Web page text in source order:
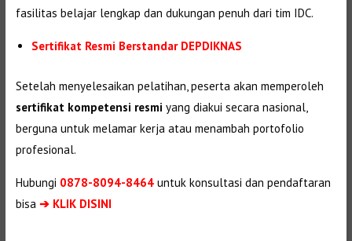
fasilitas belajar lengkap dan dukungan penuh dari tim IDC.
Sertifikat Resmi Berstandar DEPDIKNAS
Setelah menyelesaikan pelatihan, peserta akan memperoleh
sertifikat kompetensi resmi yang diakui secara nasional,
berguna untuk melamar kerja atau menambah portofolio
profesional.
Hubungi 0878-8094-8464untuk konsultasi dan pendaftaran
bisa ➔ KLIK DISINI